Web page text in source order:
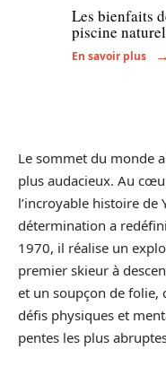
Les bienfaits
piscine
En savoir plus
Le sommet du monde
plus audacieux. Au
l’incroyable histoire
détermination a
1970, il réalise un
premier skieur à
et un soupçon de folie,
défis physiques et
pentes les plus